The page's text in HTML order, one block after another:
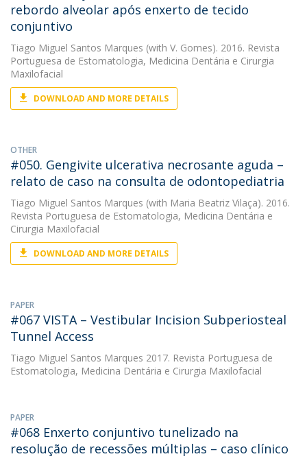
rebordo alveolar após enxerto de tecido
conjuntivo
Tiago Miguel Santos Marques (with V. Gomes). 2016. Revista
Portuguesa de Estomatologia, Medicina Dentária e Cirurgia
Maxilofacial
DOWNLOAD AND MORE DETAILS
OTHER
#050. Gengivite ulcerativa necrosante aguda –
relato de caso na consulta de odontopediatria
Tiago Miguel Santos Marques (with Maria Beatriz Vilaça). 2016.
Revista Portuguesa de Estomatologia, Medicina Dentária e
Cirurgia Maxilofacial
DOWNLOAD AND MORE DETAILS
PAPER
#067 VISTA – Vestibular Incision Subperiosteal
Tunnel Access
Tiago Miguel Santos Marques 2017. Revista Portuguesa de
Estomatologia, Medicina Dentária e Cirurgia Maxilofacial
PAPER
#068 Enxerto conjuntivo tunelizado na
resolução de recessões múltiplas – caso clínico